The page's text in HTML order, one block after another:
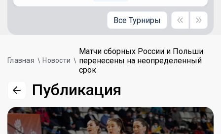
Все Турниры
Главная Новости
Матчи сборных России и Польши
перенесены на неопределенный
срок
Публикация